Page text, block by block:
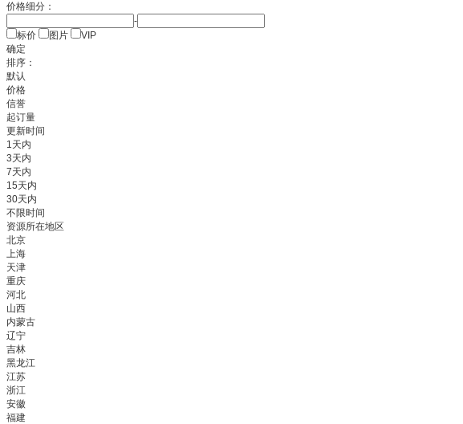
价格细分：
-
标价
图片
VIP
确定
排序：
默认
价格
信誉
起订量
更新时间
1天内
3天内
7天内
15天内
30天内
不限时间
资源所在地区
北京
上海
天津
重庆
河北
山西
内蒙古
辽宁
吉林
黑龙江
江苏
浙江
安徽
福建